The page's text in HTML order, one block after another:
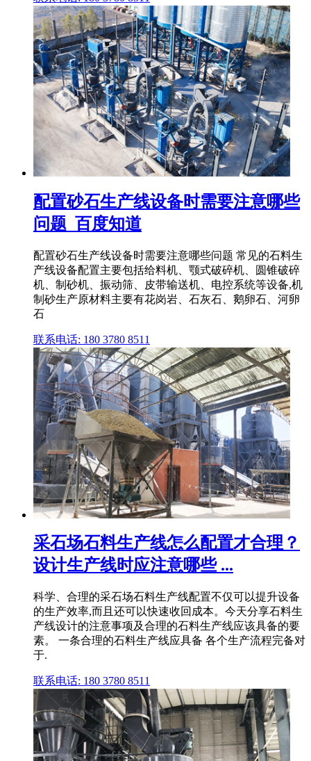
配置砂石生产线设备时需要注意哪些
问题_百度知道
配置砂石生产线设备时需要注意哪些问题 常见的石料生
产线设备配置主要包括给料机、颚式破碎机、圆锥破碎
机、制砂机、振动筛、皮带输送机、电控系统等设备,机
制砂生产原材料主要有花岗岩、石灰石、鹅卵石、河卵
石
联系电话: 180 3780 8511
采石场石料生产线怎么配置才合理？
设计生产线时应注意哪些 ...
科学、合理的采石场石料生产线配置不仅可以提升设备
的生产效率,而且还可以快速收回成本。今天分享石料生
产线设计的注意事项及合理的石料生产线应该具备的要
素。 一条合理的石料生产线应具备 各个生产流程完备对
于.
联系电话: 180 3780 8511